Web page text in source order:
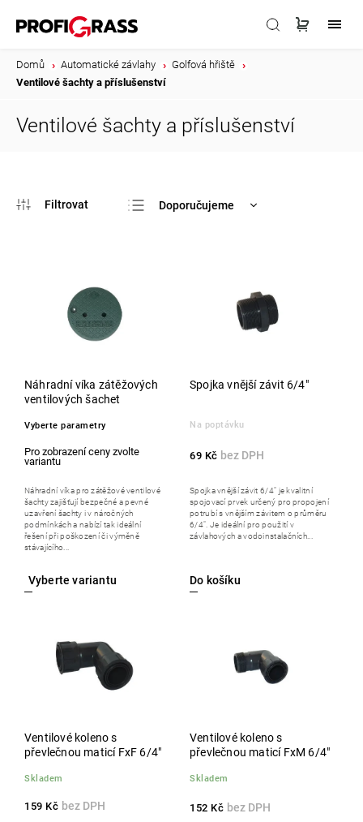
Domů Automatické závlahy Golfová hřiště
Ventilové šachty a příslušenství
Ventilové šachty a příslušenství
Doporučujeme
Náhradní víka zátěžových
ventilových šachet
Vyberte parametry
Náhradní víka pro zátěžové ventilové
šachty zajišťují bezpečné a pevné
uzavření šachty i v náročných
podmínkách a nabízí tak ideální
řešení při poškození či výměně
stávajícího...
Spojka vnější závit 6/4"
Na poptávku
69 Kč
Do košíku
Spojka vnější závit 6/4" je kvalitní
spojovací prvek určený pro propojení
potrubí s vnějším závitem o průměru
6/4". Je ideální pro použití v
závlahových a vodoinstalačních...
Ventilové koleno s
převlečnou maticí FxF 6/4"
Skladem
159 Kč
Ventilové koleno s
převlečnou maticí FxM 6/4"
Skladem
152 Kč